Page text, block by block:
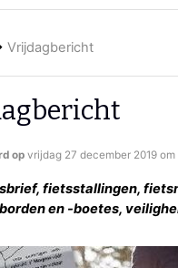
Vrijdagbericht
op vrijdag 27 december 2019 om
fietsstallingen,
en -boetes,